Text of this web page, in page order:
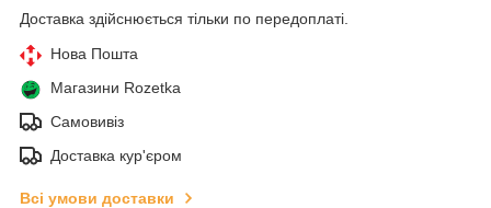
Доставка здійснюється тільки по передоплаті.
Нова Пошта
Магазини Rozetka
Самовивіз
Доставка кур'єром
Всі умови доставки